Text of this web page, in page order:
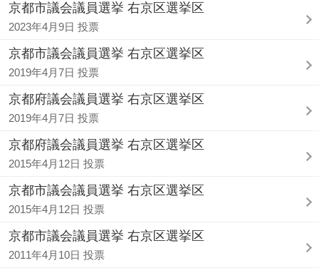
京都市議会議員選挙 右京区選挙区
2023年4月9日 投票
京都市議会議員選挙 右京区選挙区
2019年4月7日 投票
京都府議会議員選挙 右京区選挙区
2019年4月7日 投票
京都府議会議員選挙 右京区選挙区
2015年4月12日 投票
京都市議会議員選挙 右京区選挙区
2015年4月12日 投票
京都市議会議員選挙 右京区選挙区
2011年4月10日 投票